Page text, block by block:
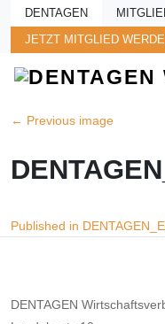
Skip to main content
DENTAGEN
JETZT MITGLIED
← Previous image
Published in
DENTAGEN